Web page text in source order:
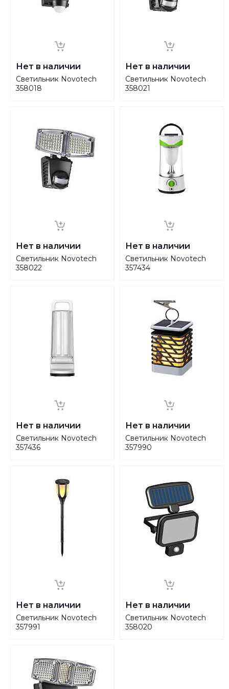
Нет в наличии
Светильник Novotech
358018
Нет в наличии
Светильник Novotech
358021
Нет в наличии
Светильник Novotech
358022
Нет в наличии
Светильник Novotech
357434
Нет в наличии
Светильник Novotech
357436
Нет в наличии
Светильник Novotech
357990
Нет в наличии
Светильник Novotech
357991
Нет в наличии
Светильник Novotech
358020